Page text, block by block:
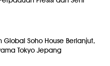
Soho House Berlanjut,
Tokyo Jepang